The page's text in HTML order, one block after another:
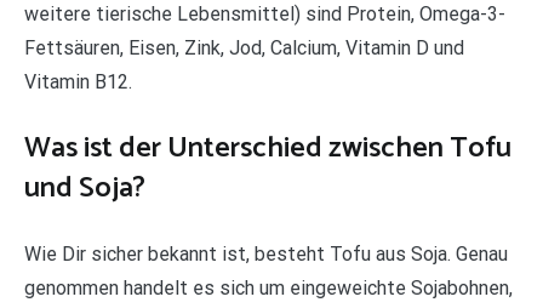
weitere tierische Lebensmittel) sind Protein, Omega-3-
Fettsäuren, Eisen, Zink, Jod, Calcium, Vitamin D und
Vitamin B12.
Was ist der Unterschied zwischen Tofu
und Soja?
Wie Dir sicher bekannt ist, besteht Tofu aus Soja. Genau
genommen handelt es sich um eingeweichte Sojabohnen,